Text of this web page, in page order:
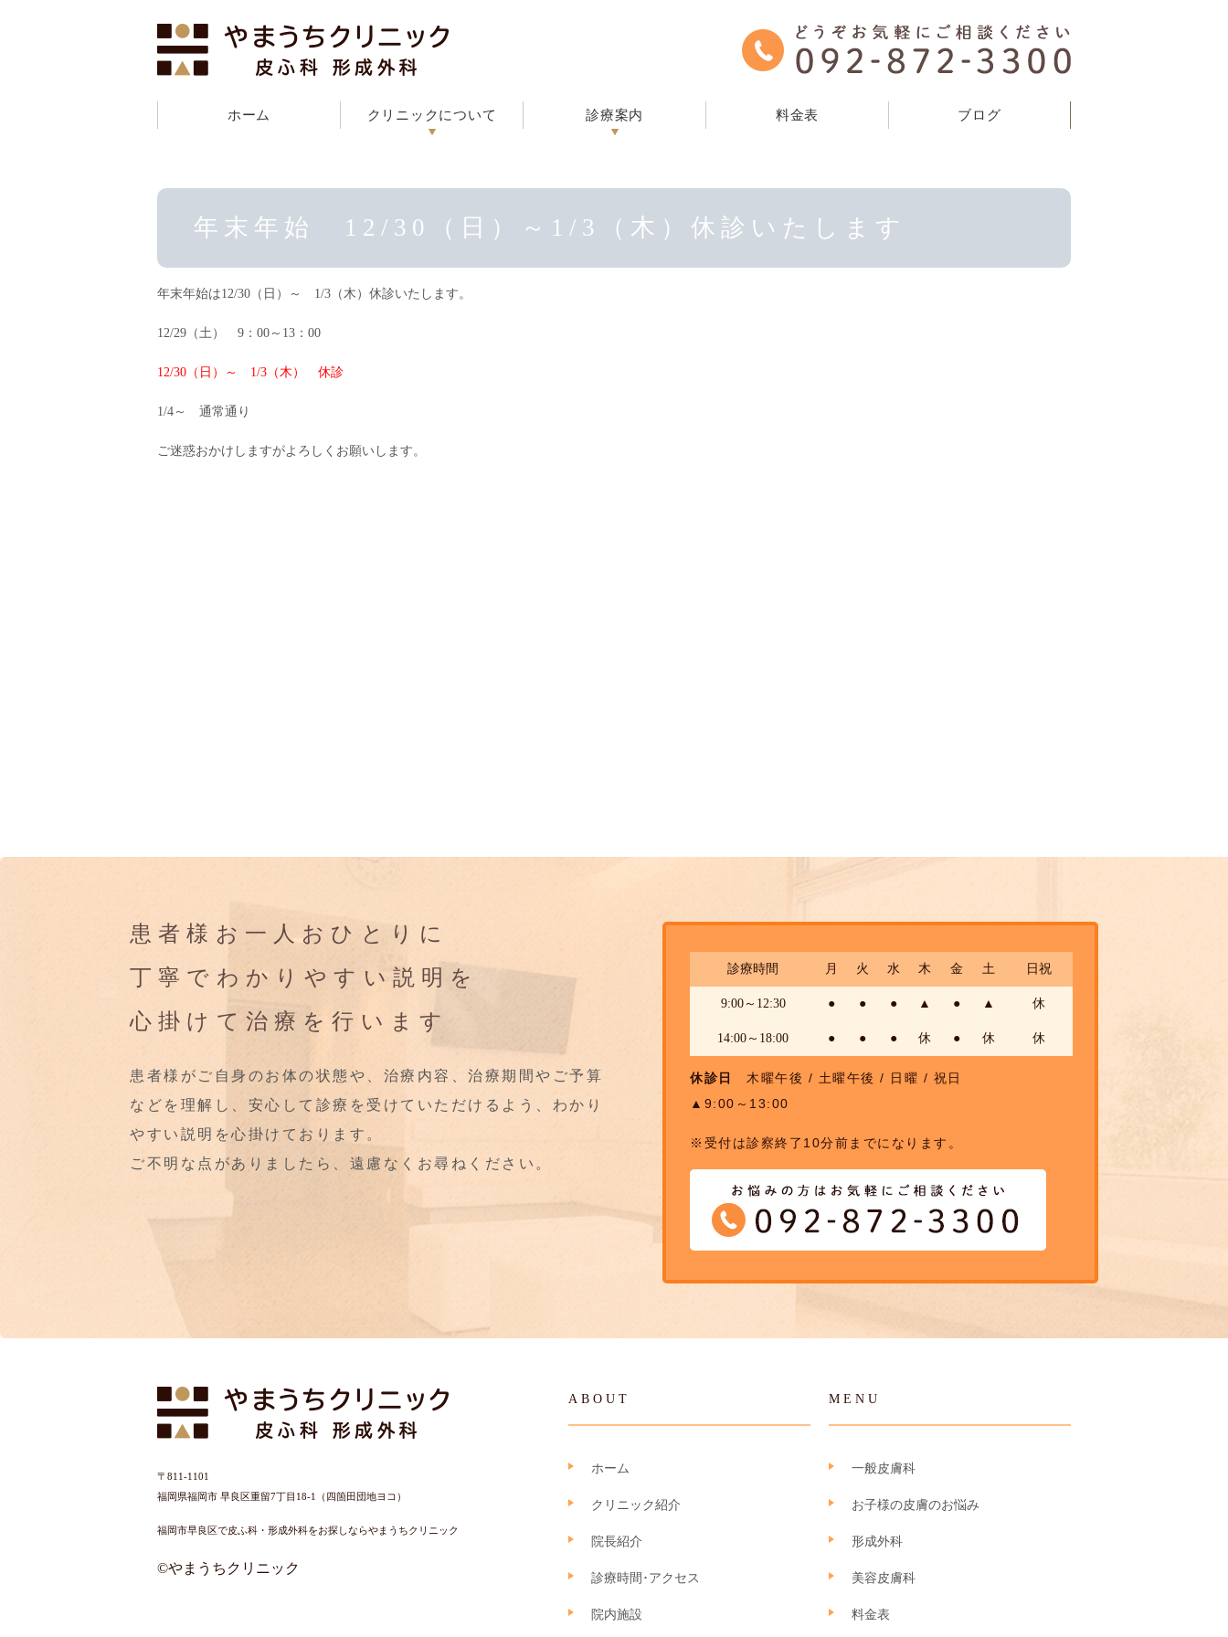
ホーム クリニックについて 診療案内 料金表 ブログ
年末年始 12/30（日）～1/3（木）休診いたします
年末年始は12/30（日）～ 1/3（木）休診いたします。
12/29（土） 9：00～13：00
12/30（日）～ 1/3（木） 休診
1/4～ 通常通り
ご迷惑おかけしますがよろしくお願いします。
患者様お一人おひとりに
丁寧でわかりやすい説明を
心掛けて治療を行います
患者様がご自身のお体の状態や、治療内容、治療期間やご予算
などを理解し、安心して診療を受けていただけるよう、わかり
やすい説明を心掛けております。
ご不明な点がありましたら、遠慮なくお尋ねください。
診療時間 月 火 水 木 金 土 日祝
9:00～12:30 ● ● ● ▲ ● ▲ 休
14:00～18:00 ● ● ● 休 ● 休 休
休診日
木曜午後 / 土曜午後 / 日曜 / 祝日
▲9:00～13:00
※受付は診察終了10分前までになります。
〒811-1101
福岡県福岡市 早良区重留7丁目18-1（四箇田団地ヨコ）
福岡市早良区で皮ふ科・形成外科をお探しならやまうちクリニック
©やまうちクリニック
ABOUT
ホーム
クリニック紹介
院長紹介
診療時間･アクセス
院内施設
MENU
一般皮膚科
お子様の皮膚のお悩み
形成外科
美容皮膚科
料金表